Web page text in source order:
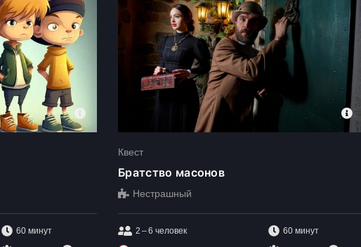
60 минут
Квест
Братство масонов
Нестрашный
2 – 6 человек 60 минут